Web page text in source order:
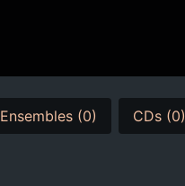
Ensembles (0) CDs (0)